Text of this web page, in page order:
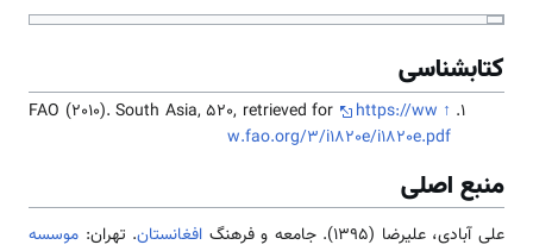
کتابشناسی
↑
FAO (2010). South Asia, 520, retrieved for
https://ww
w.fao.org/3/i1820e/i1820e.pdf
منبع اصلی
علی آبادی، علیرضا (1395). جامعه و فرهنگ افغانستان. تهران: موسسه